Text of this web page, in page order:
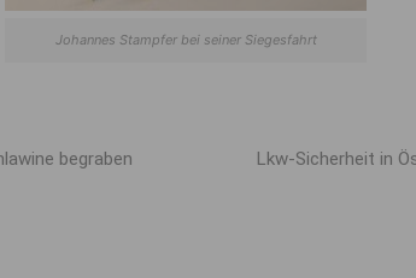
Johannes Stampfer bei seiner Siegesfahrt
begraben
Lkw-Sicherheit in